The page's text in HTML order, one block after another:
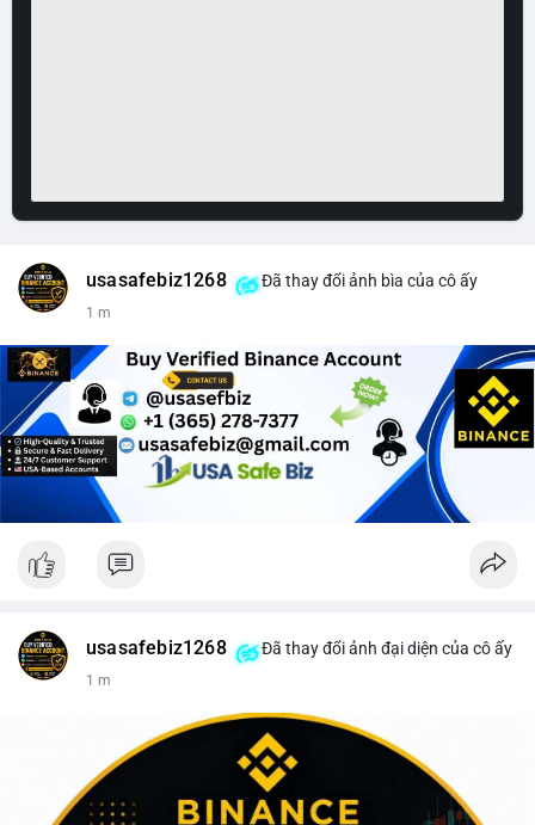
usasafebiz1268 Đã thay đổi ảnh bìa của cô ấy
1 m
usasafebiz1268 Đã thay đổi ảnh đại diện của cô ấy
1 m